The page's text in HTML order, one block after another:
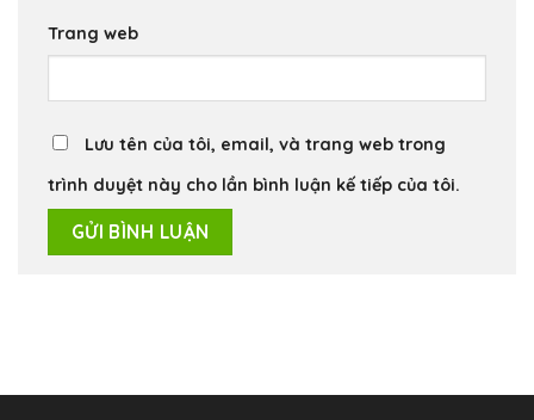
Trang web
Lưu tên của tôi, email, và trang web trong
trình duyệt này cho lần bình luận kế tiếp của tôi.